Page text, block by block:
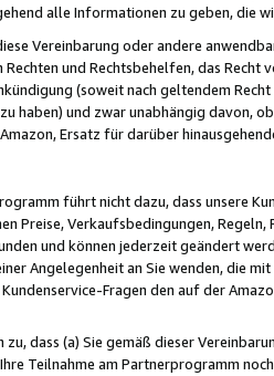
alle Informationen zu geben, die
Vereinbarung oder andere
und Rechtsbehelfen, das
(soweit nach geltendem
haben) und zwar unabhängig davon,
Ersatz für darüber
führt nicht dazu, dass unsere
Preise, Verkaufsbedingungen,
und können jederzeit geändert
Angelegenheit an Sie wenden, die
Fragen den auf der
zu, dass (a) Sie gemäß dieser
Teilnahme am Partnerprogramm